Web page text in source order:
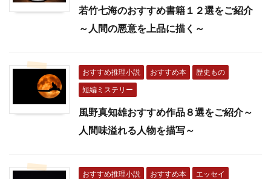
若竹七海のおすすめ書籍１２選をご紹介
～人間の悪意を上品に描く～
おすすめ推理小説 おすすめ本
歴史もの
短編ミステリー
風野真知雄おすすめ作品８選をご紹介～
人間味溢れる人物を描写～
おすすめ推理小説 おすすめ本
エッセイ